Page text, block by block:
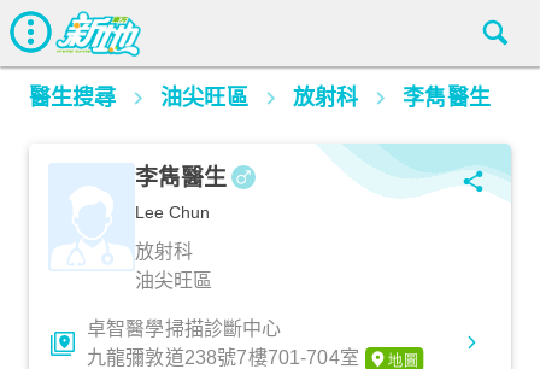
醫生搜尋 油尖旺區 放射科 李雋醫生
李雋醫生
Lee Chun
放射科
油尖旺區
卓智醫學掃描診斷中心
九龍彌敦道238號7樓701-704室